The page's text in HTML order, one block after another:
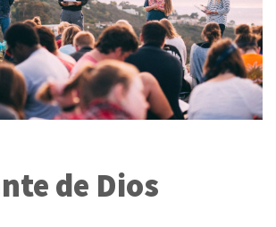
de Dios